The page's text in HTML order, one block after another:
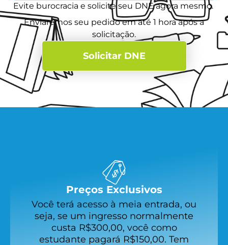
Evite burocracia e solicite seu DNE agora mesmo.
Enviaremos seu pedido em até 1 hora após a
solicitação.
Solicitar DNE
Preços Exclusivos
Você terá acesso à meia entrada, ou
seja, se um ingresso normalmente
custa R$300,00, você como
estudante pagará R$150,00. Tem